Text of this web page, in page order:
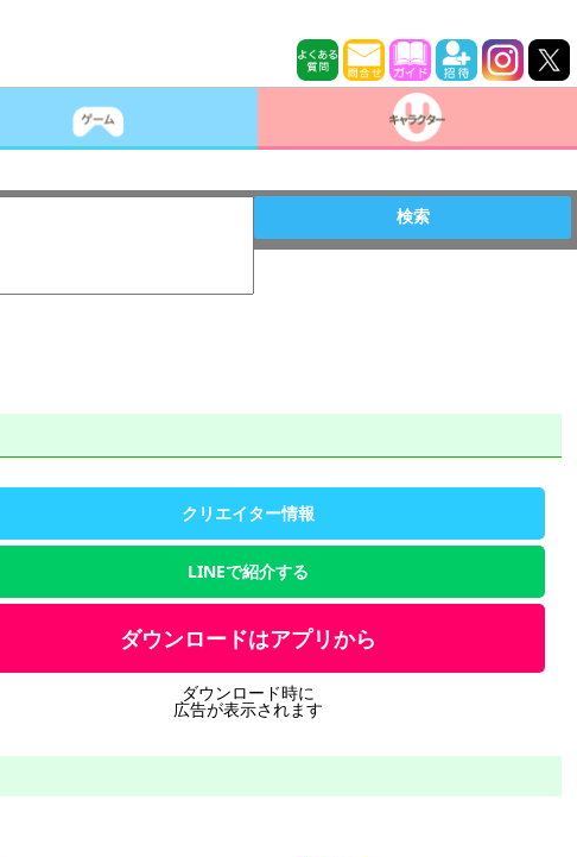
検索
クリエイター情報
LINEで紹介する
ダウンロードはアプリから
ダウンロード時に
広告が表示されます